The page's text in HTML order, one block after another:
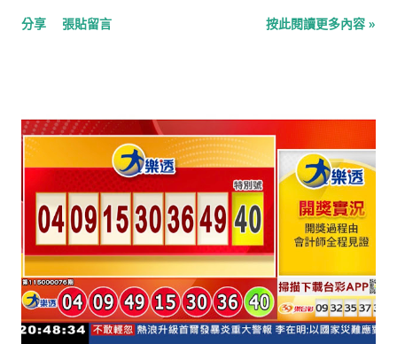
·奧古斯特·多米尼克·安格爾，法國畫家，新古典主義畫派的最後
第5任總理。（1928年去世） 1862年：莫里斯·梅特林克，比利時
詩人、劇作家、散文家，1911年諾貝爾文學獎得主。（1949年去
世） 1871年：阿爾貝·勒布倫，法國政治家，法蘭西第三共和國的
最後一位總統。（1950年去世） 1871年：金九，韓國獨立運動
家、抗日英雄，被現代韓國人尊稱為「韓國的國父」。（1949年
去世） 1888年：三川軍一，日本海軍戰將。（1981年去世）
1892年：亞歷山大·夸黑，法國著名科學哲學家與科學史學家，是
第一個提出「科學革命」說法的史學家。（1964年去世） 1904
年：沃納·福斯曼，德國醫生，心臟導管的發明人，1954年諾貝爾
分享 張貼留言 按此閱讀更多內容 »